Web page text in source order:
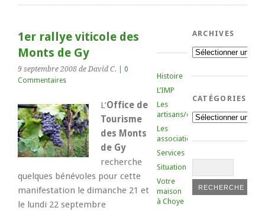
1er rallye viticole des
Monts de Gy
9 septembre 2008 de David C.
0
Commentaires
L’Office de
Tourisme
des Monts
de Gy
recherche
quelques bénévoles pour cette
manifestation le dimanche 21 et
le lundi 22 septembre
Histoire
L’IMP
Les
artisans/commerçants
Les
associations
Services
Situation
Votre
maison
à Choye
ARCHIVES
Archives
CATÉGORIES
Catégories